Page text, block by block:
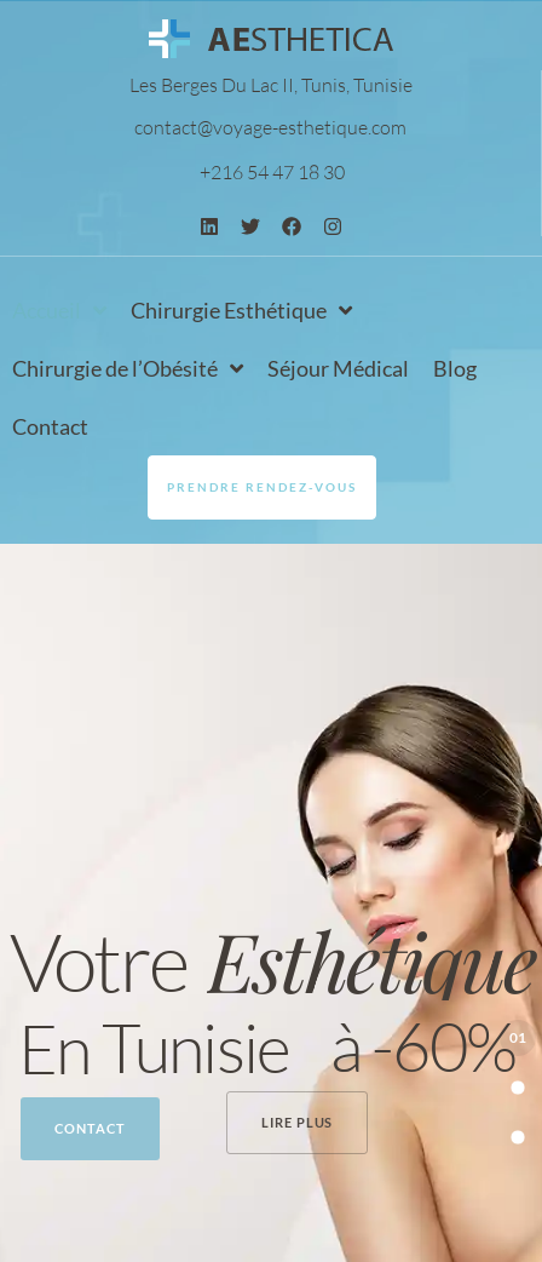
Les Berges Du Lac II, Tunis, Tunisie
contact@voyage-esthetique.com
+216 54 47 18 30
Chirurgie Esthétique
Chirurgie de l’Obésité Séjour Médical Blog
Contact
PRENDRE RENDEZ-VOUS
Esthétique
CONTACT LIRE PLUS
Votre
Tunisie à -60%
En